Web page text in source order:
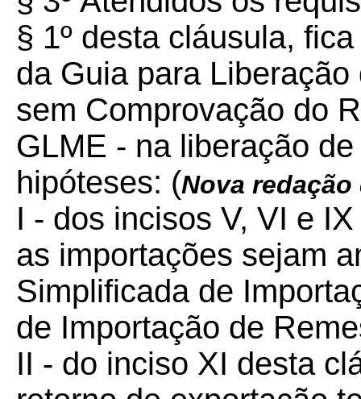
§ 1º desta cláusula,
da Guia para
sem Comprovação do
GLME - na liberação
hipóteses: (Nova
I - dos incisos V, VI e
as importações sejam
Simplificada de
de Importação de
II - do inciso XI desta